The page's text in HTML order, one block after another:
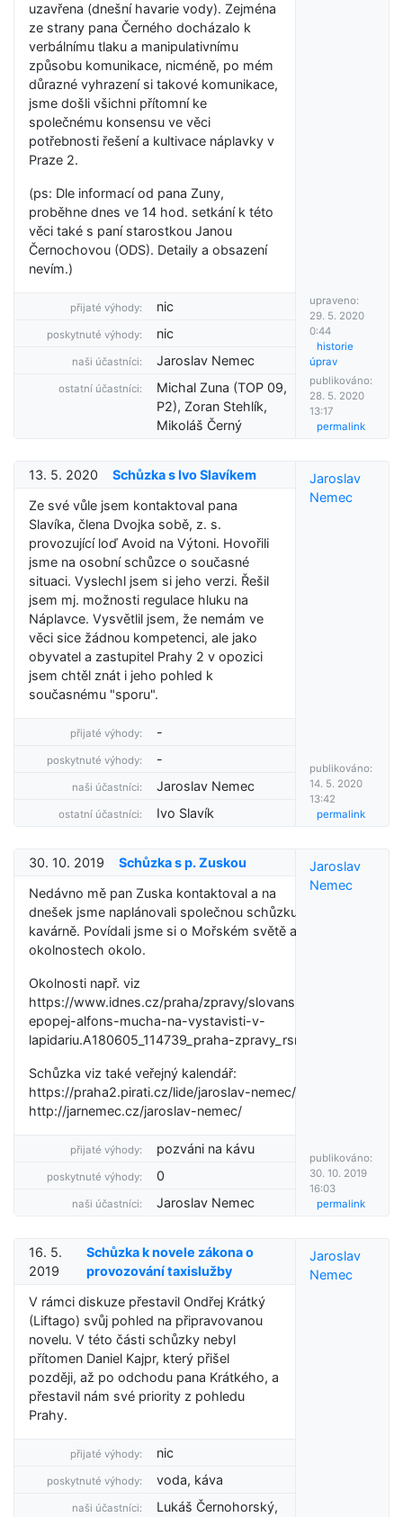
uzavřena (dnešní havarie vody). Zejména
ze strany pana Černého docházalo k
verbálnímu tlaku a manipulativnímu
způsobu komunikace, nicméně, po mém
důrazné vyhrazení si takové komunikace,
jsme došli všichni přítomní ke
společnému konsensu ve věci
potřebnosti řešení a kultivace náplavky v
Praze 2.
(ps: Dle informací od pana Zuny,
proběhne dnes ve 14 hod. setkání k této
věci také s paní starostkou Janou
Černochovou (ODS). Detaily a obsazení
nevím.)
přijaté výhody: nic
poskytnuté výhody: nic
naši účastníci: Jaroslav Nemec
ostatní účastníci:
Michal Zuna (TOP 09,
P2), Zoran Stehlík,
Mikoláš Černý
upraveno:
29. 5. 2020
0:44
historie
úprav
publikováno:
28. 5. 2020
13:17
permalink
13. 5. 2020
Schůzka s Ivo Slavíkem
Ze své vůle jsem kontaktoval pana
Slavíka, člena Dvojka sobě, z. s.
provozující loď Avoid na Výtoni. Hovořili
jsme na osobní schůzce o současné
situaci. Vyslechl jsem si jeho verzi. Řešil
jsem mj. možnosti regulace hluku na
Náplavce. Vysvětlil jsem, že nemám ve
věci sice žádnou kompetenci, ale jako
obyvatel a zastupitel Prahy 2 v opozici
jsem chtěl znát i jeho pohled k
současnému "sporu".
přijaté výhody: -
poskytnuté výhody: -
naši účastníci: Jaroslav Nemec
ostatní účastníci: Ivo Slavík
Jaroslav
Nemec
publikováno:
14. 5. 2020
13:42
permalink
30. 10. 2019
Schůzka s p. Zuskou
Nedávno mě pan Zuska kontaktoval a na
dnešek jsme naplánovali společnou schůzku v
kavárně. Povídali jsme si o Mořském světě a
okolnostech okolo.
Okolnosti např. viz
https://www.idnes.cz/praha/zpravy/slovanska-
epopej-alfons-mucha-na-vystavisti-v-
lapidariu.A180605_114739_praha-zpravy_rsr?
Schůzka viz také veřejný kalendář:
https://praha2.pirati.cz/lide/jaroslav-nemec/
http://jarnemec.cz/jaroslav-nemec/
přijaté výhody: pozváni na kávu
poskytnuté výhody: 0
naši účastníci: Jaroslav Nemec
Jaroslav
Nemec
publikováno:
30. 10. 2019
16:03
permalink
16. 5.
2019
Schůzka k novele zákona o
provozování taxislužby
V rámci diskuze přestavil Ondřej Krátký
(Liftago) svůj pohled na připravovanou
novelu. V této části schůzky nebyl
přítomen Daniel Kajpr, který přišel
později, až po odchodu pana Krátkého, a
přestavil nám své priority z pohledu
Prahy.
přijaté výhody: nic
poskytnuté výhody: voda, káva
naši účastníci: Lukáš Černohorský,
Jaroslav
Nemec